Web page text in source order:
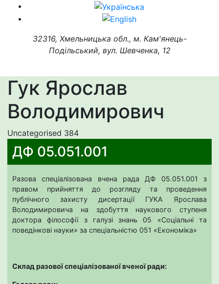
32316, Хмельницька обл., м. Кам'янець-
Подільський, вул. Шевченка, 12
Гук Ярослав
Володимирович
Uncategorised 384
ДФ 05.051.001
Разова спеціалізована вчена рада ДФ 05.051.001 з
правом прийняття до розгляду та проведення
публічного захисту дисертації ГУКА Ярослава
Володимировича на здобуття наукового ступеня
доктора філософії з галузі знань 05 «Соціальні та
поведінкові науки» за спеціальністю 051 «Економіка»
Склад разової спеціалізованої вченої ради: